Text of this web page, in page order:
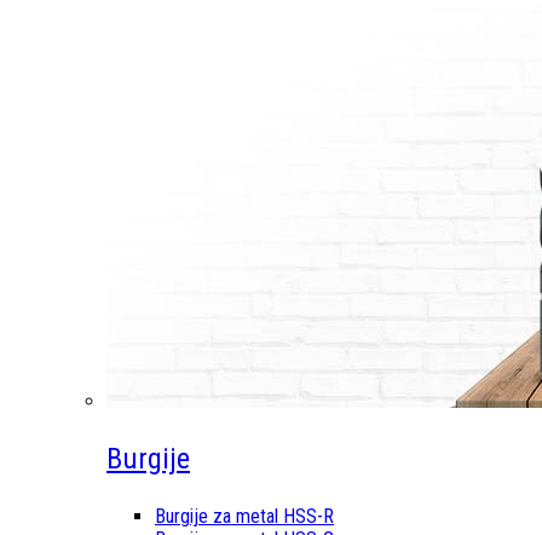
Burgije
Burgije za metal HSS-R